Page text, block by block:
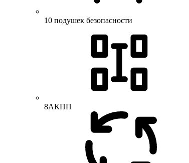
10 подушек безопасности
8АКПП